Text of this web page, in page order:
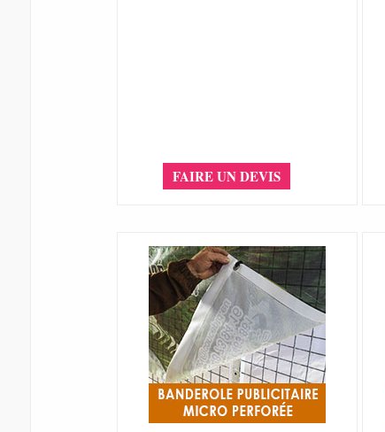
FAIRE UN DEVIS